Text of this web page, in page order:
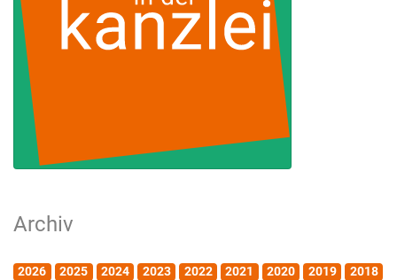
Archiv
2026 2025 2024 2023 2022 2021 2020 2019
2018